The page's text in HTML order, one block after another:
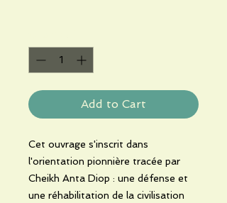
Add to Cart
Cet ouvrage s'inscrit dans
l'orientation pionnière tracée par
Cheikh Anta Diop : une défense et
une réhabilitation de la civilisation